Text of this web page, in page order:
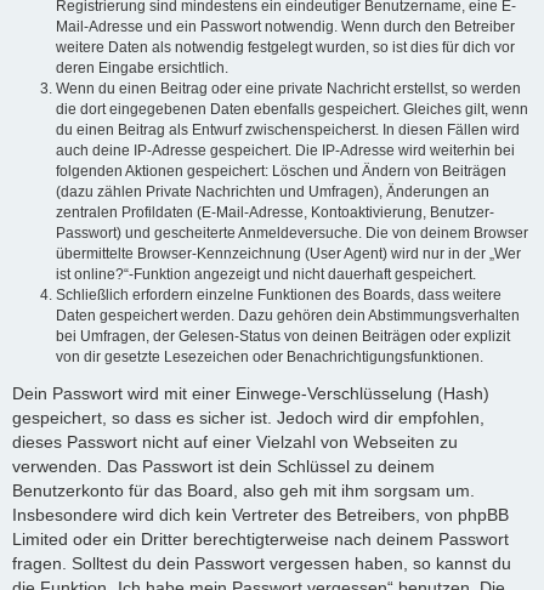
Registrierung sind mindestens ein eindeutiger Benutzername, eine E-
Mail-Adresse und ein Passwort notwendig. Wenn durch den Betreiber
weitere Daten als notwendig festgelegt wurden, so ist dies für dich vor
deren Eingabe ersichtlich.
Wenn du einen Beitrag oder eine private Nachricht erstellst, so werden
die dort eingegebenen Daten ebenfalls gespeichert. Gleiches gilt, wenn
du einen Beitrag als Entwurf zwischenspeicherst. In diesen Fällen wird
auch deine IP-Adresse gespeichert. Die IP-Adresse wird weiterhin bei
folgenden Aktionen gespeichert: Löschen und Ändern von Beiträgen
(dazu zählen Private Nachrichten und Umfragen), Änderungen an
zentralen Profildaten (E-Mail-Adresse, Kontoaktivierung, Benutzer-
Passwort) und gescheiterte Anmeldeversuche. Die von deinem Browser
übermittelte Browser-Kennzeichnung (User Agent) wird nur in der „Wer
ist online?“-Funktion angezeigt und nicht dauerhaft gespeichert.
Schließlich erfordern einzelne Funktionen des Boards, dass weitere
Daten gespeichert werden. Dazu gehören dein Abstimmungsverhalten
bei Umfragen, der Gelesen-Status von deinen Beiträgen oder explizit
von dir gesetzte Lesezeichen oder Benachrichtigungsfunktionen.
Dein Passwort wird mit einer Einwege-Verschlüsselung (Hash)
gespeichert, so dass es sicher ist. Jedoch wird dir empfohlen,
dieses Passwort nicht auf einer Vielzahl von Webseiten zu
verwenden. Das Passwort ist dein Schlüssel zu deinem
Benutzerkonto für das Board, also geh mit ihm sorgsam um.
Insbesondere wird dich kein Vertreter des Betreibers, von phpBB
Limited oder ein Dritter berechtigterweise nach deinem Passwort
fragen. Solltest du dein Passwort vergessen haben, so kannst du